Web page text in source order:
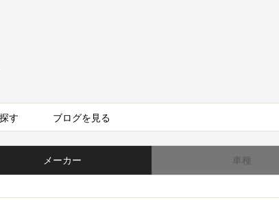
す ブログを見る
メーカー 車種